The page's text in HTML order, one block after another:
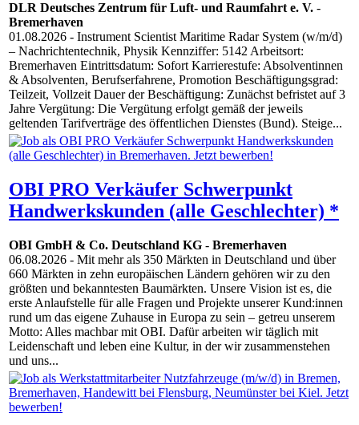
DLR Deutsches Zentrum für Luft- und Raumfahrt e. V. -
Bremerhaven
01.08.2026 - Instrument Scientist Maritime Radar System (w/m/d)
– Nachrichtentechnik, Physik Kennziffer: 5142 Arbeitsort:
Bremerhaven Eintrittsdatum: Sofort Karrierestufe: Absolventinnen
& Absolventen, Berufserfahrene, Promotion Beschäftigungsgrad:
Teilzeit, Vollzeit Dauer der Beschäftigung: Zunächst befristet auf 3
Jahre Vergütung: Die Vergütung erfolgt gemäß der jeweils
geltenden Tarifverträge des öffentlichen Dienstes (Bund). Steige...
OBI PRO Verkäufer Schwerpunkt
Handwerkskunden (alle Geschlechter) *
OBI GmbH & Co. Deutschland KG - Bremerhaven
06.08.2026 - Mit mehr als 350 Märkten in Deutschland und über
660 Märkten in zehn europäischen Ländern gehören wir zu den
größten und bekanntesten Baumärkten. Unsere Vision ist es, die
erste Anlaufstelle für alle Fragen und Projekte unserer Kund:innen
rund um das eigene Zuhause in Europa zu sein – getreu unserem
Motto: Alles machbar mit OBI. Dafür arbeiten wir täglich mit
Leidenschaft und leben eine Kultur, in der wir zusammenstehen
und uns...